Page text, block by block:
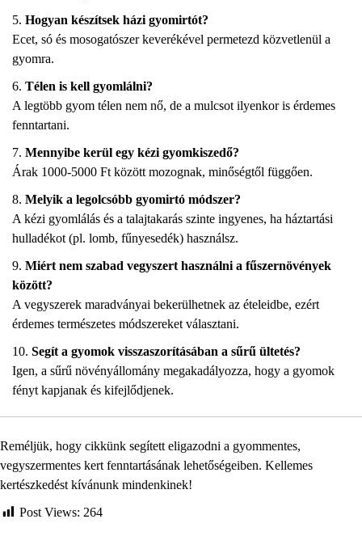
Hogyan készítsek házi gyomirtót?
Ecet, só és mosogatószer keverékével permetezd közvetlenül a
gyomra.
Télen is kell gyomlálni?
A legtöbb gyom télen nem nő, de a mulcsot ilyenkor is érdemes
fenntartani.
Mennyibe kerül egy kézi gyomkiszedő?
Árak 1000-5000 Ft között mozognak, minőségtől függően.
Melyik a legolcsóbb gyomirtó módszer?
A kézi gyomlálás és a talajtakarás szinte ingyenes, ha háztartási
hulladékot (pl. lomb, fűnyesedék) használsz.
Miért nem szabad vegyszert használni a fűszernövények
között?
A vegyszerek maradványai bekerülhetnek az ételeidbe, ezért
érdemes természetes módszereket választani.
Segít a gyomok visszaszorításában a sűrű ültetés?
Igen, a sűrű növényállomány megakadályozza, hogy a gyomok
fényt kapjanak és kifejlődjenek.
Reméljük, hogy cikkünk segített eligazodni a gyommentes,
vegyszermentes kert fenntartásának lehetőségeiben. Kellemes
kertészkedést kívánunk mindenkinek!
Post Views: 264